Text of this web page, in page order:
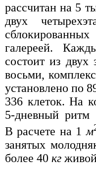
рассчитан на 5
двух
галереей.
состоит из двух
восьми,
установлено по
336 клеток. На
5-дневный ритм
В расчете на 1м
занятых
более 40 кг